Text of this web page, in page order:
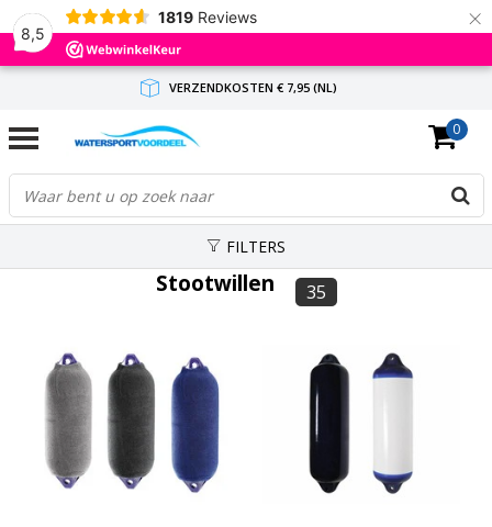
8,5
1819 Reviews ×
VERZENDKOSTEN € 7,95 (NL)
GRATIS VERZENDING(NL) VANAF € 65,-
BINNEN 1-3 WERKDAGEN ANTWOORD
0
FILTERS
Stootwillen 35